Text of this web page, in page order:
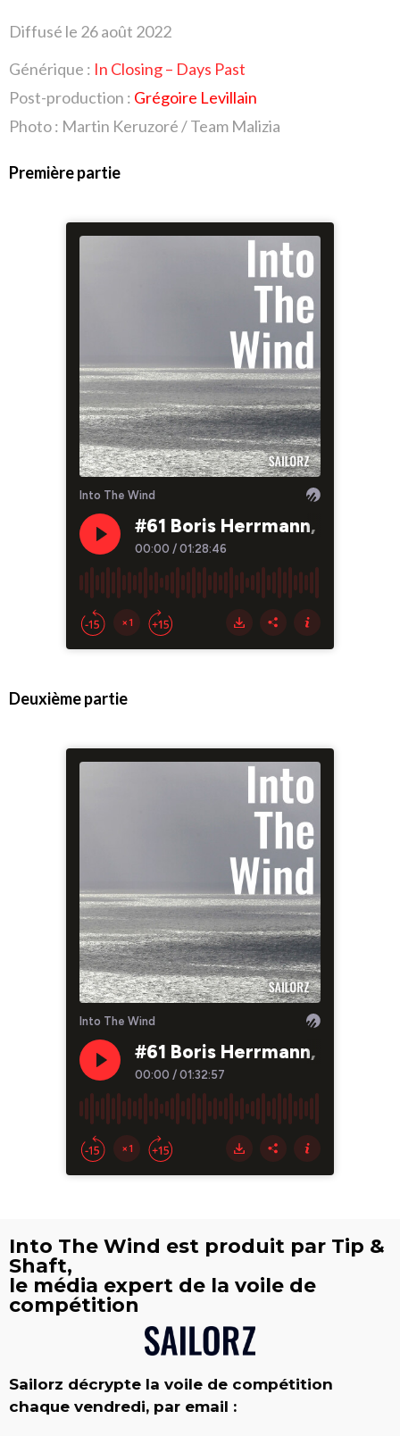
Diffusé le 26août 2022
Générique : In Closing – Days Past
Post-production : Grégoire Levillain
Photo : Martin Keruzoré / Team Malizia
Première partie
Deuxième partie
Into The Wind est produit par Tip &
Shaft,
le média expert de la voile de
compétition
Sailorz décrypte la voile de compétition
chaque vendredi, par email :